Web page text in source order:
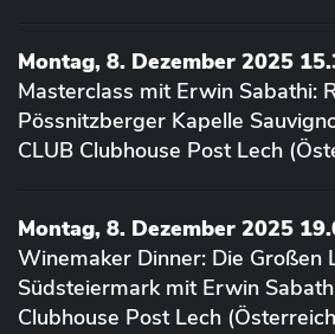
Montag, 8. Dezember 2025
Masterclass mit Erwin Sabathi:
Pössnitzberger Kapelle
CLUB Clubhouse Post Lech
Montag, 8. Dezember 2025
Winemaker Dinner: Die Großen
Südsteiermark mit Erwin
Clubhouse Post Lech